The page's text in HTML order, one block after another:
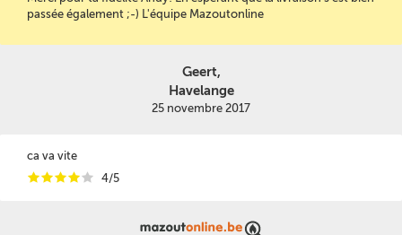
passée également ;-) L'équipe Mazoutonline
Geert,
Havelange
25 novembre 2017
ca va vite
iiiii 4/5